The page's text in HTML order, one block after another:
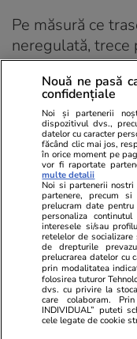
Pe măsură ce
neregulată, trece
construite la
apăra coasta de
Albastră și
Mesola și Pino
ulterior întărite
1808.
Asigurați-vă că
rezistenti și o
protecție
mediteraneană.
Privirea
lucrurile
Nouă ne pasă
confidențiale
Noi și partenerii
dispozitivul dvs.,
datelor cu caracter
făcând clic mai jos,
în orice moment pe
vor fi raportate
multe detalii
Noi si partenerii
partenere, precum
prelucram date
personaliza
interesele si/sau
retelelor de
de drepturile
prelucrarea datelor cu
prin modalitatea
folosirea tuturor
dvs. cu privire la
care colaboram.
INDIVIDUAL” puteti
cele legate de cookie